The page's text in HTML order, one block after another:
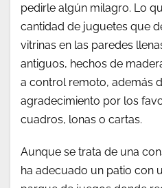
pedirle algún milagro. Lo
cantidad de juguetes que
vitrinas en las paredes
antiguos, hechos de
a control remoto, además
agradecimiento por los
cuadros, lonas o cartas.
Aunque se trata de una
ha adecuado un patio con